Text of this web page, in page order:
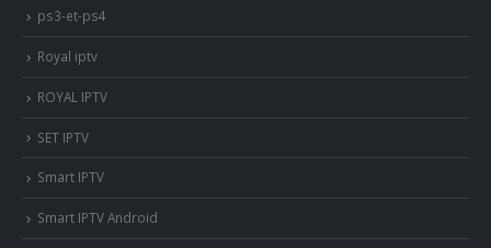
ps3-et-ps4
Royal iptv
ROYAL IPTV
SET IPTV
Smart IPTV
Smart IPTV Android